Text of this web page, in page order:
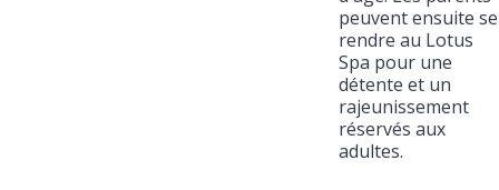
peuvent ensuite se
rendre au Lotus
Spa pour une
détente et un
rajeunissement
réservés aux
adultes.